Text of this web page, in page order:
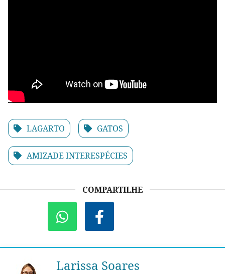
LAGARTO GATOS
AMIZADE INTERESPÉCIES
COMPARTILHE
Larissa Soares